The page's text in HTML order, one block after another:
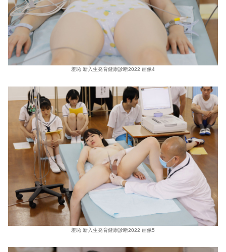
羞恥 新入生発育健康診断2022 画像4
羞恥 新入生発育健康診断2022 画像5